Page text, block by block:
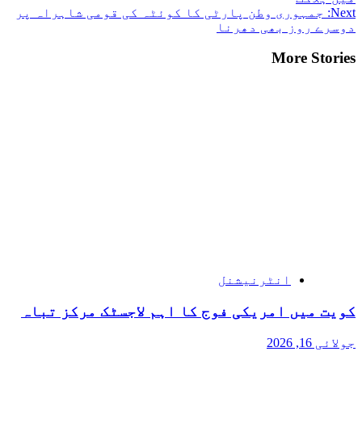
Next: جمہوری وطن پارٹی کا کوئٹہ کی قومی شاہراہ پر
دوسرے روز بھی دھرنا
More Stories
انٹرنیشنل
کویت میں امریکی فوج کا اہم لاجسٹک مرکز تباہ
جولائی 16, 2026